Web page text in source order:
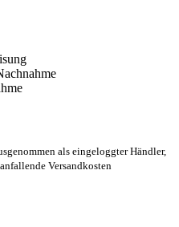
als eingeloggter Händler,
Versandkosten